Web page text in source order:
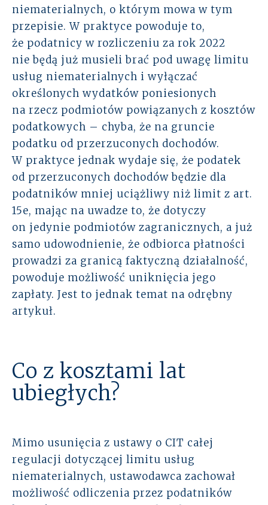
niematerialnych, o którym mowa w tym
przepisie. W praktyce powoduje to,
że podatnicy w rozliczeniu za rok 2022
nie będą już musieli brać pod uwagę limitu
usług niematerialnych i wyłączać
określonych wydatków poniesionych
na rzecz podmiotów powiązanych z kosztów
podatkowych – chyba, że na gruncie
podatku od przerzuconych dochodów.
W praktyce jednak wydaje się, że podatek
od przerzuconych dochodów będzie dla
podatników mniej uciążliwy niż limit z art.
15e, mając na uwadze to, że dotyczy
on jedynie podmiotów zagranicznych, a już
samo udowodnienie, że odbiorca płatności
prowadzi za granicą faktyczną działalność,
powoduje możliwość uniknięcia jego
zapłaty. Jest to jednak temat na odrębny
artykuł.
Co z kosztami lat
ubiegłych?
Mimo usunięcia z ustawy o CIT całej
regulacji dotyczącej limitu usług
niematerialnych, ustawodawca zachował
możliwość odliczenia przez podatników